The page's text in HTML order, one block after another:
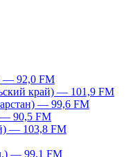
— 92,0 FM
край) — 101,9 FM
— 99,6 FM
— 90,5 FM
— 103,8 FM
— 99,1 FM